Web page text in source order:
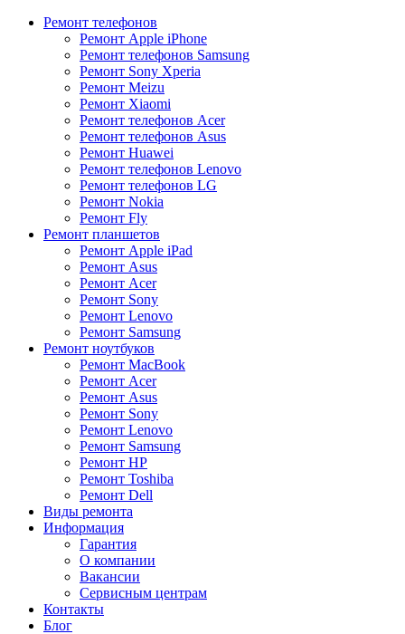
Ремонт телефонов
Ремонт Apple iPhone
Ремонт телефонов Samsung
Ремонт Sony Xperia
Ремонт Meizu
Ремонт Xiaomi
Ремонт телефонов Acer
Ремонт телефонов Asus
Ремонт Huawei
Ремонт телефонов Lenovo
Ремонт телефонов LG
Ремонт Nokia
Ремонт Fly
Ремонт планшетов
Ремонт Apple iPad
Ремонт Asus
Ремонт Acer
Ремонт Sony
Ремонт Lenovo
Ремонт Samsung
Ремонт ноутбуков
Ремонт MacBook
Ремонт Acer
Ремонт Asus
Ремонт Sony
Ремонт Lenovo
Ремонт Samsung
Ремонт HP
Ремонт Toshiba
Ремонт Dell
Виды ремонта
Информация
Гарантия
О компании
Вакансии
Сервисным центрам
Контакты
Блог